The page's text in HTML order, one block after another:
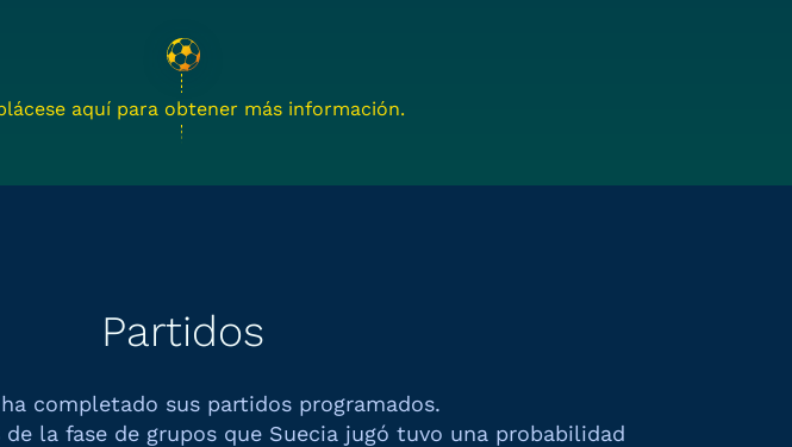
aquí para obtener más información.
Partidos
completado sus partidos programados.
la fase de grupos que Suecia jugó tuvo una probabilidad